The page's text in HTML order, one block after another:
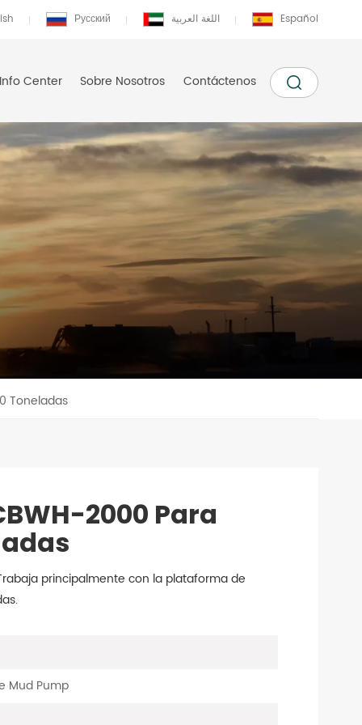
Русский اللغة العربية Español
Info Center Sobre Nosotros Contáctenos
Toneladas
2000 Para
principalmente con la plataforma de
Mud Pump